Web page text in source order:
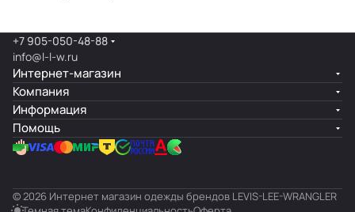
+7 905-050-48-88
info@l-l-w.ru
Интернет-магазин
Компания
Информация
Помощь
© 2026 Интернет магазин одежды брендов LEVIS-LEE-WRANGLER